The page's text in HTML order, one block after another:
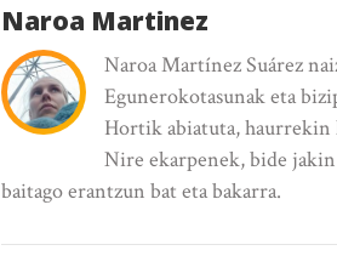
Naroa Martinez
Naroa Martínez Suárez
Egunerokotasunak eta
Hortik abiatuta, haurrekin
Nire ekarpenek, bide
baitago erantzun bat eta bakarra.